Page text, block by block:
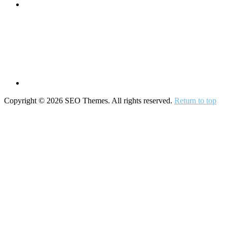
Copyright © 2026 SEO Themes. All rights reserved. Return to top